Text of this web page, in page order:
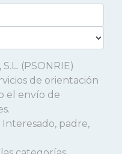
(PSONRIE)
de orientación
el envío de
Interesado, padre,